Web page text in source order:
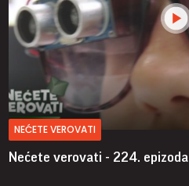
NEĆETE VEROVATI
Nećete verovati - 224. epizoda